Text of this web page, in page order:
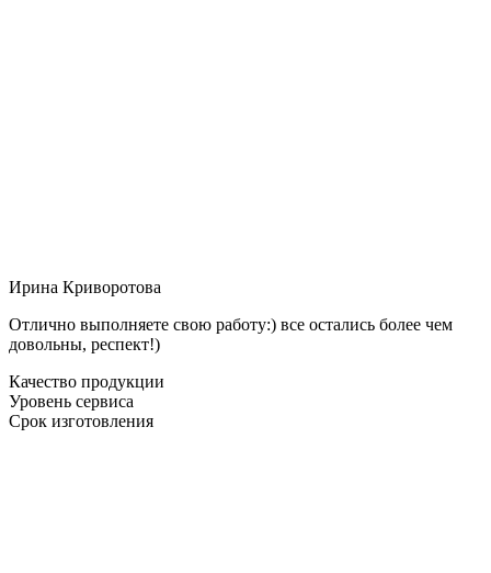
Ирина Криворотова
Отлично выполняете свою работу:) все остались более чем
довольны, респект!)
Качество продукции
Уровень сервиса
Срок изготовления